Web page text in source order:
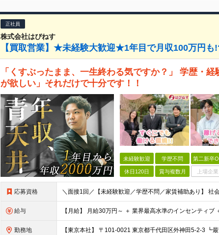
正社員
株式会社はぴねす
【買取営業】★未経験大歓迎★1年目で月収100万円
「くすぶったまま、一生終わる気ですか？」 学歴・
が欲しい」それだけで十分です！！
未経験歓迎 学歴不問 第二新卒
休日120日 賞与複数月 上場企業
応募資格
給与
勤務地